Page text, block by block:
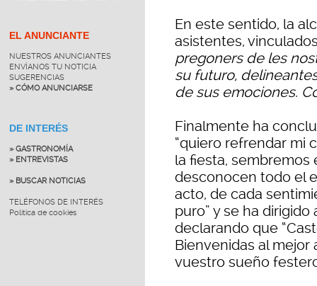
EL ANUNCIANTE
NUESTROS ANUNCIANTES
ENVÍANOS TU NOTICIA
SUGERENCIAS
» CÓMO ANUNCIARSE
DE INTERÉS
» GASTRONOMÍA
» ENTREVISTAS
» BUSCAR NOTICIAS
TELÉFONOS DE INTERÉS
Política de cookies
En este sentido, la
asistentes,
pregoners de les
su futuro,
de sus emociones.
Finalmente ha
“quiero refrendar mi
la fiesta,
desconocen todo el
acto, de cada
puro” y se ha
declarando que
Bienvenidas al mejor
vuestro sueño